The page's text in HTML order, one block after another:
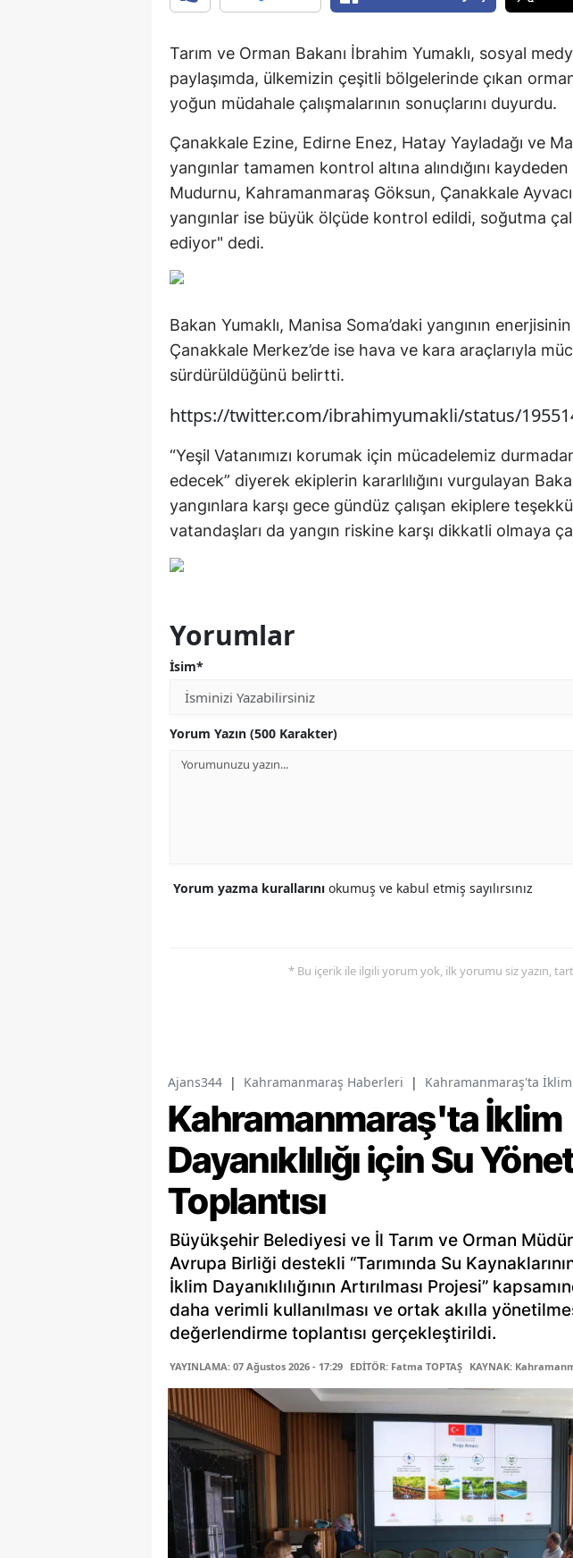
Tarım ve Orman Bakanı İbrahim Yumaklı, sosyal
paylaşımda, ülkemizin çeşitli bölgelerinde çıkan
yoğun müdahale çalışmalarının sonuçlarını duyurdu.
Çanakkale Ezine, Edirne Enez, Hatay Yayladağı ve
yangınlar tamamen kontrol altına alındığını
Mudurnu, Kahramanmaraş Göksun, Çanakkale
yangınlar ise büyük ölçüde kontrol edildi, soğutma
ediyor" dedi.
Bakan Yumaklı, Manisa Soma’daki yangının
Çanakkale Merkez’de ise hava ve kara araçlarıyla
sürdürüldüğünü belirtti.
https://twitter.com/ibrahimyumakli/status/
“Yeşil Vatanımızı korumak için mücadelemiz
edecek” diyerek ekiplerin kararlılığını vurgulayan
yangınlara karşı gece gündüz çalışan ekiplere
vatandaşları da yangın riskine karşı dikkatli olmaya
Yorumlar
İsim*
Yorum Yazın (500 Karakter)
Yorum yazma kurallarını okumuş ve kabul etmiş sayılırsınız
* Bu içerik ile ilgili yorum yok, ilk yorumu siz yazın,
Ajans344 | Kahramanmaraş Haberleri | Kahramanmaraş'ta İklim
Kahramanmaraş'ta İklim
Dayanıklılığı için Su
Toplantısı
Büyükşehir Belediyesi ve İl Tarım ve Orman
Avrupa Birliği destekli “Tarımında Su
İklim Dayanıklılığının Artırılması Projesi”
daha verimli kullanılması ve ortak akılla
değerlendirme toplantısı gerçekleştirildi.
YAYINLAMA: 07 Ağustos 2026 - 17:29 EDİTÖR: Fatma TOPTAŞ KAYNAK: